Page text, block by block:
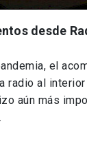
desde
el
radio al
aún más